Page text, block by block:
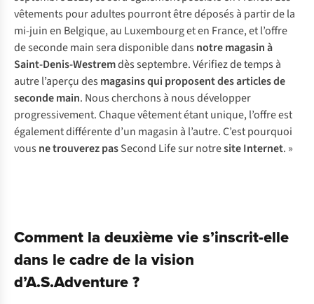
vêtements pour adultes pourront être déposés à partir de la
mi-juin en Belgique, au Luxembourg et en France, et l’offre
de seconde main sera disponible dans notre magasin à
Saint-Denis-Westremdès septembre. Vérifiez de temps à
autre l’aperçu des magasins qui proposent des articles de
seconde main. Nous cherchons à nous développer
progressivement. Chaque vêtement étant unique, l’offre est
également différente d’un magasin à l’autre. C’est pourquoi
vous ne trouverez pasSecond Life sur notresite Internet. »
Comment la deuxième vie s’inscrit-elle
dans le cadre de la vision
d’A.S.Adventure ?